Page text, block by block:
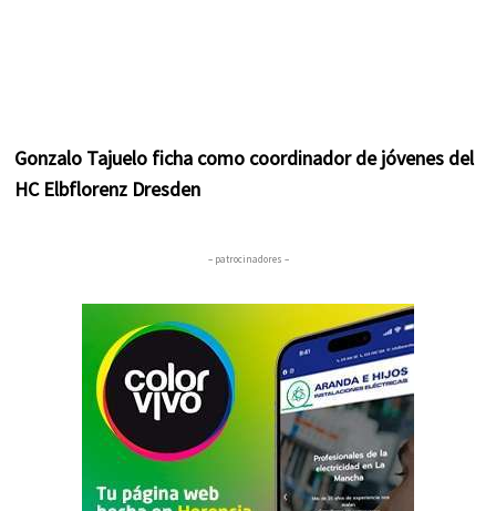
Gonzalo Tajuelo ficha como coordinador de jóvenes del
HC Elbflorenz Dresden
– patrocinadores –